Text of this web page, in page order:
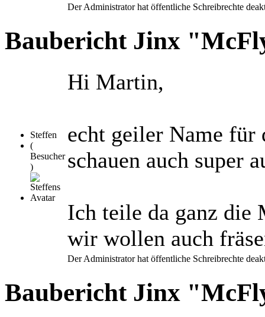
Der Administrator hat öffentliche Schreibrechte
Baubericht Jinx
Steffen
(
Besucher
)
Hi Martin,
echt geiler Name für
schauen auch super
Ich teile da ganz die
wir wollen auch
Der Administrator hat öffentliche Schreibrechte
Baubericht Jinx